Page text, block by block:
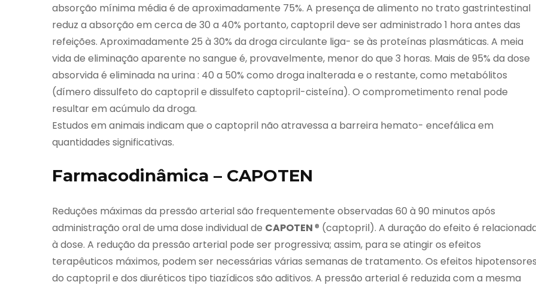
absorção mínima média é de aproximadamente 75%. A presença de alimento no trato gastrintestinal
reduz a absorção em cerca de 30 a 40% portanto, captopril deve ser administrado 1 hora antes das
refeições. Aproximadamente 25 à 30% da droga circulante liga- se às proteínas plasmáticas. A meia
vida de eliminação aparente no sangue é, provavelmente, menor do que 3 horas. Mais de 95% da dose
absorvida é eliminada na urina : 40 a 50% como droga inalterada e o restante, como metabólitos
(dímero dissulfeto do captopril e dissulfeto captopril-cisteína). O comprometimento renal pode
resultar em acúmulo da droga.
Estudos em animais indicam que o captopril não atravessa a barreira hemato- encefálica em
quantidades significativas.
Farmacodinâmica – CAPOTEN
Reduções máximas da pressão arterial são frequentemente observadas 60 à 90 minutos após
administração oral de uma dose individual de CAPOTEN® (captopril). A duração do efeito é
à dose. A redução da pressão arterial pode ser progressiva; assim, para se atingir os efeitos
terapêuticos máximos, podem ser necessárias várias semanas de tratamento. Os efeitos hipotensores
do captopril e dos diuréticos tipo tiazídicos são aditivos. A pressão arterial é reduzida com a mesma